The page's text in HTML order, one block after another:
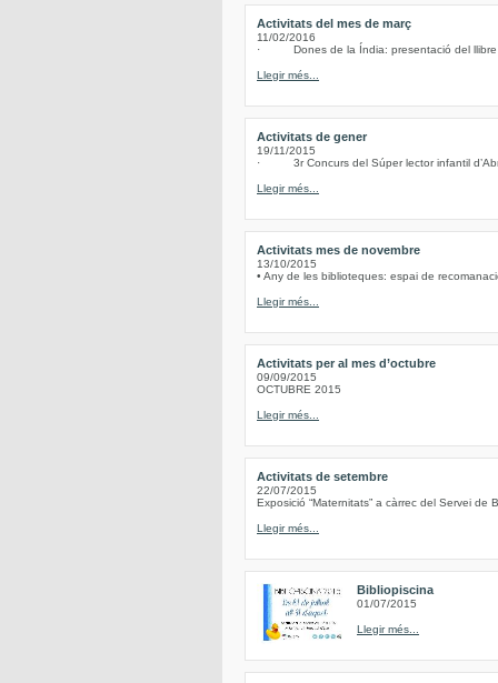
Activitats del mes de març
11/02/2016
· Dones de la Índia: presentació del llibre
Llegir més...
Activitats de gener
19/11/2015
· 3r Concurs del Súper lector infantil
Llegir més...
Activitats mes de novembre
13/10/2015
• Any de les biblioteques: espai de
Llegir més...
Activitats per al mes d’octubre
09/09/2015
OCTUBRE 2015
Llegir més...
Activitats de setembre
22/07/2015
Exposició “Maternitats” a càrrec del Servei de
Llegir més...
Bibliopiscina
01/07/2015
Llegir més...